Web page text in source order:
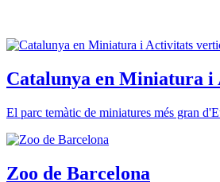
Catalunya en Miniatura
El parc temàtic de miniatures més gran
Zoo de Barcelona